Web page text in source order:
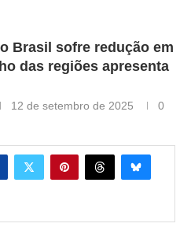
Brasil sofre redução em
das regiões apresenta
12 de setembro de 2025
0